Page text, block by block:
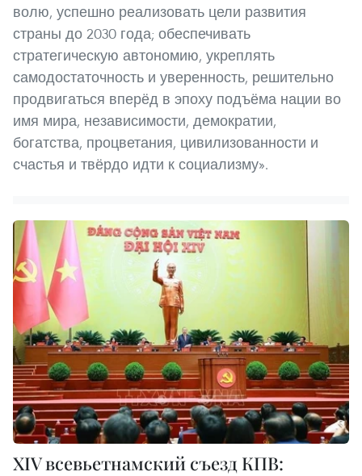
волю, успешно реализовать цели развития
страны до 2030 года; обеспечивать
стратегическую автономию, укреплять
самодостаточность и уверенность, решительно
продвигаться вперёд в эпоху подъёма нации во
имя мира, независимости, демократии,
богатства, процветания, цивилизованности и
счастья и твёрдо идти к социализму».
XIV всевьетнамский съезд КПВ: